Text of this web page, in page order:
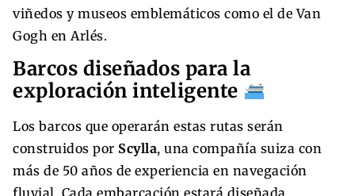
viñedos y museos emblemáticos como el de Van
Gogh en Arlés.
Barcos diseñados para la
exploración inteligente
Los barcos que operarán estas rutas serán
construidos por Scylla, una compañía suiza con
más de 50 años de experiencia en navegación
fluvial. Cada embarcación estará diseñada